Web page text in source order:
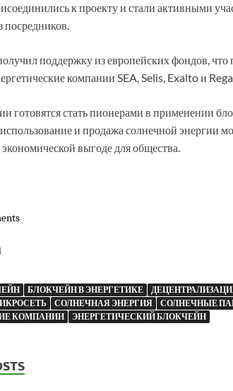
к проекту и стали активными
посредников.
поддержку из европейских фондов, что
компании SEA, Selis, Exalto и
готовятся стать пионерами в применении
и продажа солнечной энергии
выгоде для общества.
БЛОКЧЕЙН В ЭНЕРГЕТИКЕ
СОЛНЕЧНАЯ ЭНЕРГИЯ СОЛНЕЧНЫЕ
КОМПАНИИ
ЭНЕРГЕТИЧЕСКИЙ БЛОКЧЕЙН